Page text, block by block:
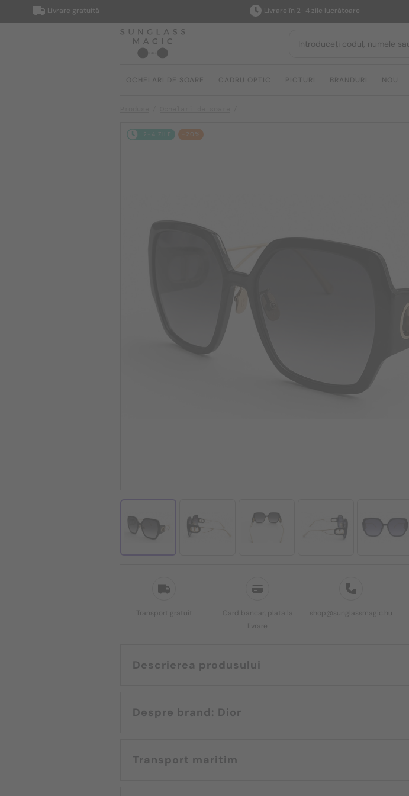
Livrare gratuită Livrare în 2–4 zile lucrătoare
OCHELARI DE SOARE CADRU OPTIC PICTURI BRANDURI NOU
2-4 ZILE -20%
Transport gratuit
Card bancar, plata la
livrare
shop@sunglassmagic.hu
Descrierea produsului
Despre brand: Dior
Transport maritim